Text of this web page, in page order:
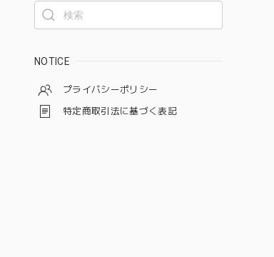
NOTICE
プライバシーポリシー
特定商取引法に基づく表記